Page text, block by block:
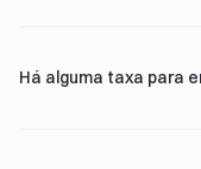
Há alguma taxa para